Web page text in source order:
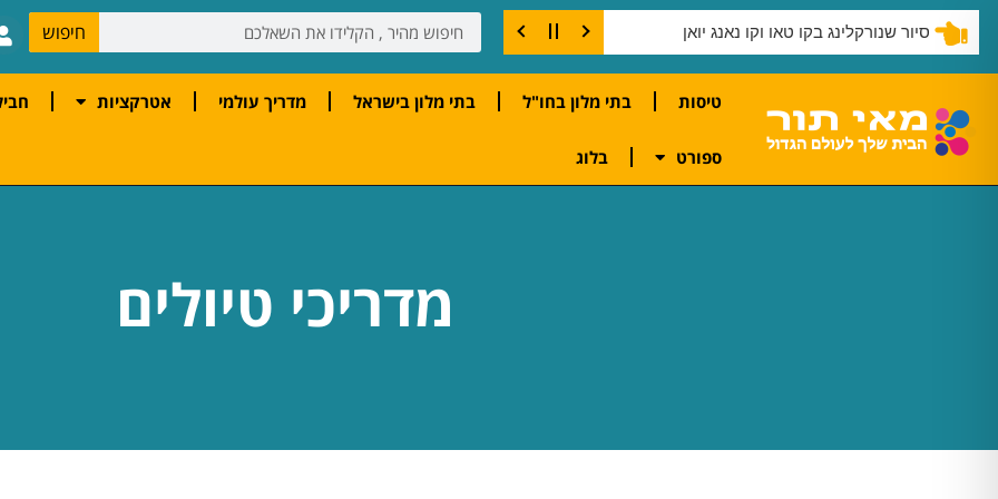
סיור שנורקלינג בקו טאו וקו נאנג יואן חיפוש
טיסות בתי מלון בחו"ל בתי מלון בישראל מדריך עולמי אטרקציות
ספורט בלוג
מדריכי טיולים